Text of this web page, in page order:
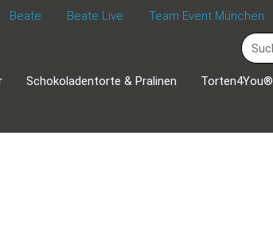
Beate Beate Live Team Event München
Schokoladentorte & Pralinen Torten4You®